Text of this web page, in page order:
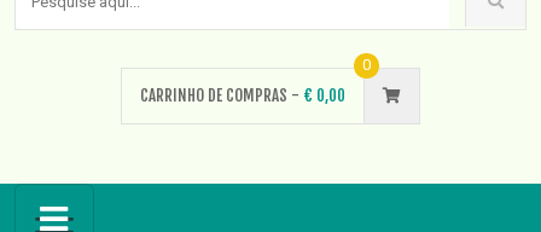
CARRINHO DE COMPRAS - € 0,00
0